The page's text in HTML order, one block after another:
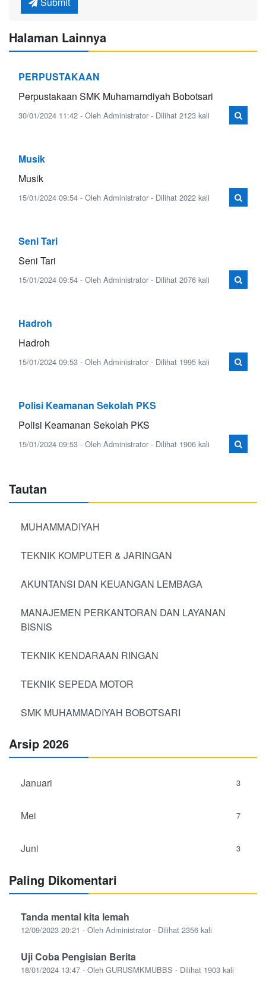
Halaman Lainnya
PERPUSTAKAAN
Perpustakaan SMK Muhamamdiyah Bobotsari
30/01/2024 11:42 - Oleh Administrator - Dilihat 2123 kali
Musik
Musik
15/01/2024 09:54 - Oleh Administrator - Dilihat 2022 kali
Seni Tari
Seni Tari
15/01/2024 09:54 - Oleh Administrator - Dilihat 2076 kali
Hadroh
Hadroh
15/01/2024 09:53 - Oleh Administrator - Dilihat 1995 kali
Polisi Keamanan Sekolah PKS
Polisi Keamanan Sekolah PKS
15/01/2024 09:53 - Oleh Administrator - Dilihat 1906 kali
Tautan
MUHAMMADIYAH
TEKNIK KOMPUTER & JARINGAN
AKUNTANSI DAN KEUANGAN LEMBAGA
MANAJEMEN PERKANTORAN DAN LAYANAN
BISNIS
TEKNIK KENDARAAN RINGAN
TEKNIK SEPEDA MOTOR
SMK MUHAMMADIYAH BOBOTSARI
Arsip 2026
Januari 3
Mei 7
Juni 3
Paling Dikomentari
Tanda mental kita lemah
12/09/2023 20:21 - Oleh Administrator - Dilihat 2356 kali
Uji Coba Pengisian Berita
18/01/2024 13:47 - Oleh GURUSMKMUBBS - Dilihat 1903 kali